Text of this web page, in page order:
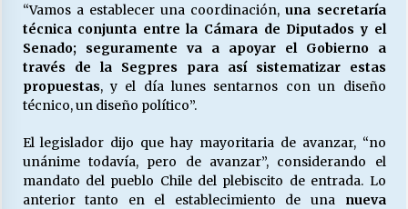
Nuestras Almas)
30/04/2026
¿Asesores con doble sueldo?
18/04/2026
Chile y sus segmentos de la riqueza
06/04/2026
“Vamos a establecer una coordinación,una secretaría
técnica conjunta entre la Cámara de Diputados y el
Senado; seguramente va a apoyar el Gobierno a
través de la Segpres para así sistematizar estas
propuestas, y el día lunes sentarnos con un diseño
técnico, un diseño político”.
El legislador dijo que hay mayoritaria de avanzar, “no
unánime todavía, pero de avanzar”, considerando el
mandato del pueblo Chile del plebiscito de entrada. Lo
anterior tanto en el establecimiento de una nueva